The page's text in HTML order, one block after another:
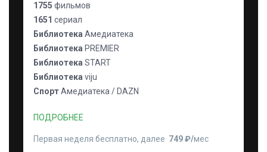
1755 фильмов
1651 сериал
Библиотека Амедиатека
Библиотека PREMIER
Библиотека START
Библиотека viju
СпортАмедиатека / DAZN
ПОДРОБНЕЕ
Первая неделя бесплатно, далее 749 ₽⁠/⁠мес